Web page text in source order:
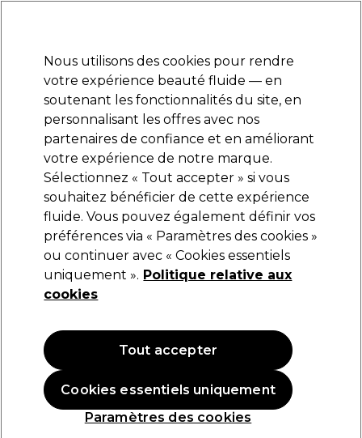
Se connecter
Marques Bons plans Coiffure Electro et Matériel
Livraison et délais
lire la suite
Panasonic Rasoir Professionnel ER-SP20
)
151,16 €215,95 €
Nous utilisons des cookies pour rendre
votre expérience beauté fluide — en
soutenant les fonctionnalités du site, en
personnalisant les offres avec nos
partenaires de confiance et en améliorant
votre expérience de notre marque.
Sélectionnez « Tout accepter » si vous
souhaitez bénéficier de cette expérience
fluide. Vous pouvez également définir vos
préférences via « Paramètres des cookies »
ou continuer avec « Cookies essentiels
uniquement ». Politique relative aux
cookies
Paramètres des cookies
Cookies essentiels uniquement
Tout accepter